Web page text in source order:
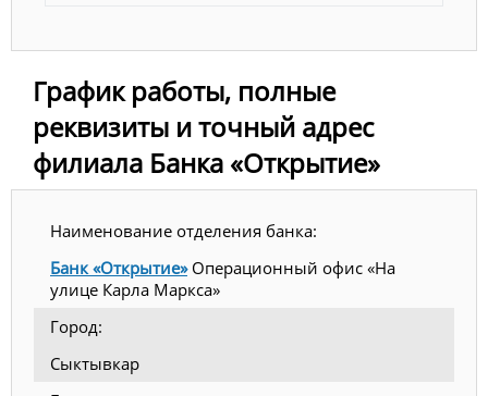
График работы, полные
реквизиты и точный адрес
филиала Банка «Открытие»
Наименование отделения банка:
Банк «Открытие»Операционный офис «На
улице Карла Маркса»
Город:
Сыктывкар